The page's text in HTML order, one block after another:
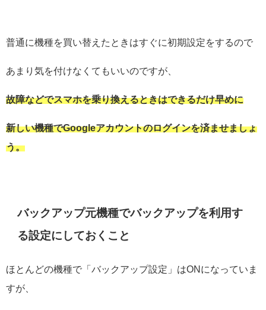
普通に機種を買い替えたときはすぐに初期設定をするので
あまり気を付けなくてもいいのですが、
故障などでスマホを乗り換えるときはできるだけ早めに
新しい機種でGoogleアカウントのログインを済ませましょ
う。
バックアップ元機種でバックアップを利用す
る設定にしておくこと
ほとんどの機種で「バックアップ設定」はONになっていま
すが、